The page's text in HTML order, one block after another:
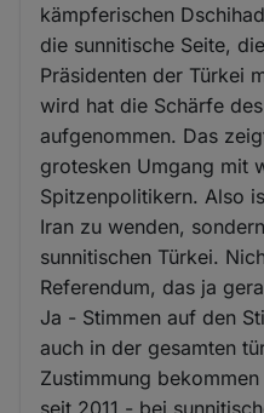
kämpferischen
die sunnitische Seite,
Präsidenten der Türkei
wird hat die Schärfe
aufgenommen. Das
grotesken Umgang mit
Spitzenpolitikern. Also
Iran zu wenden,
sunnitischen Türkei.
Referendum, das ja
Ja - Stimmen auf den
auch in der gesamten
Zustimmung
seit 2011 - bei